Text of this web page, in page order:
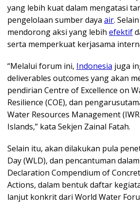
yang lebih kuat dalam mengatasi
pengelolaan sumber daya air.
mendorong aksi yang lebih efektif
serta memperkuat kerjasama
“Melalui forum ini, Indonesia juga
deliverables outcomes yang akan
pendirian Centre of Excellence on
Resilience (COE), dan
Water Resources Management
Islands,” kata Sekjen Zainal Fatah.
Selain itu, akan dilakukan pula
Day (WLD), dan pencantuman
Declaration Compendium of
Actions, dalam bentuk daftar
lanjut konkrit dari World Water